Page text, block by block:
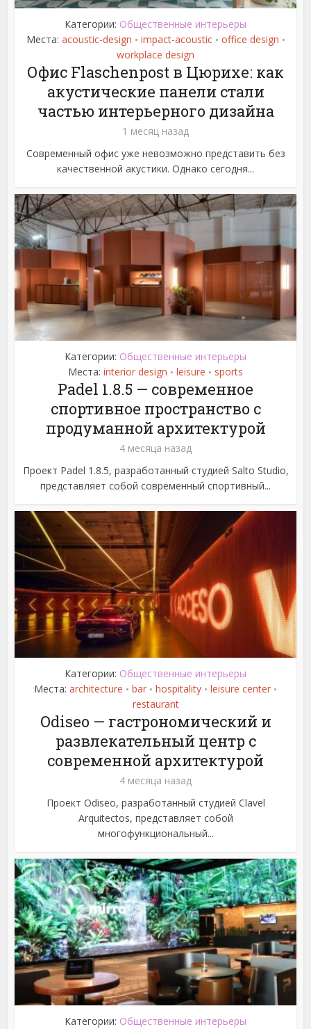
Категории: Общественные интерьеры
Места: acoustic-design • impact-acoustic • office design •
workplace design
Офис Flaschenpost в Цюрихе: как
акустические панели стали
частью интерьерного дизайна
1 месяц назад
Современный офис уже невозможно представить без
качественной акустики. Однако сегодня...
Категории: Общественные интерьеры
Места: interior design • leisure • sports
Padel 1.8.5 — современное
спортивное пространство с
продуманной архитектурой
4 месяца назад
Проект Padel 1.8.5, разработанный студией Salto Studio,
представляет собой современный спортивный...
Категории: Общественные интерьеры
Места: architecture • bar • hospitality • leisure center •
restaurant
Odiseo — гастрономический и
развлекательный центр с
современной архитектурой
4 месяца назад
Проект Odiseo, разработанный студией Clavel
Arquitectos, представляет собой
многофункциональный...
Категории: Общественные интерьеры